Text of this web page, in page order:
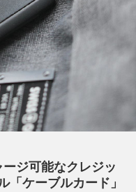
ジ可能なクレジッ
「ケーブルカード」